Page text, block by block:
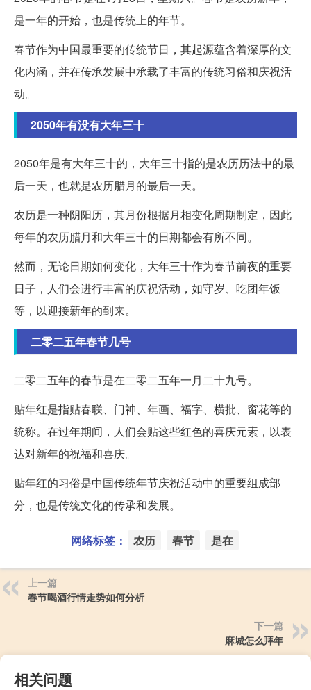
是一年的开始，也是传统上的年节。
春节作为中国最重要的传统节日，其起源蕴含着深厚的文
化内涵，并在传承发展中承载了丰富的传统习俗和庆祝活
动。
2050年有没有大年三十
2050年是有大年三十的，大年三十指的是农历历法中的最
后一天，也就是农历腊月的最后一天。
农历是一种阴阳历，其月份根据月相变化周期制定，因此
每年的农历腊月和大年三十的日期都会有所不同。
然而，无论日期如何变化，大年三十作为春节前夜的重要
日子，人们会进行丰富的庆祝活动，如守岁、吃团年饭
等，以迎接新年的到来。
二零二五年春节几号
二零二五年的春节是在二零二五年一月二十九号。
贴年红是指贴春联、门神、年画、福字、横批、窗花等的
统称。在过年期间，人们会贴这些红色的喜庆元素，以表
达对新年的祝福和喜庆。
贴年红的习俗是中国传统年节庆祝活动中的重要组成部
分，也是传统文化的传承和发展。
网络标签： 农历 春节 是在
上一篇
春节喝酒行情走势如何分析
下一篇
麻城怎么拜年
相关问题